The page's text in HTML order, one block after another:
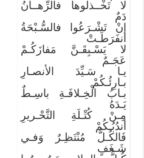
لا تَخْــذلوها فالرِّهــانُ
دَمٌ
إنْ تَشْـرَعُوا فالسُّـبْحَةُ
انفَرَطَـتْ
لا يَسْـبِقَـنَّ مَفازَكُـمْ
عَجَـمٌ
يـا سَـيِّدَ الأنصـارِ
بـارِئُـكُمْ
بـابُ الْخِـلافَـةِ باسِـطٌ
يَـدَهُ
مِـنْ كُتْـلَةِ التَّحْـريرِ
أندُبُـكُمْ
فَالكُـلُّ مُنْتَظِـرٌ وَفـي
شَـغَفٍ